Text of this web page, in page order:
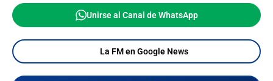
Unirse al Canal de WhatsApp
La FM en Google News